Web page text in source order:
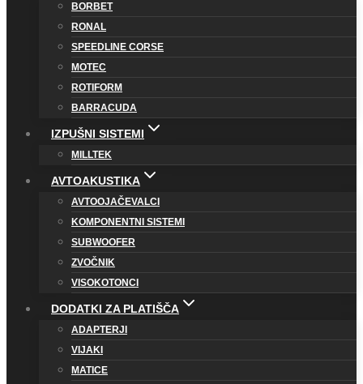
BORBET
RONAL
SPEEDLINE CORSE
MOTEC
ROTIFORM
BARRACUDA
IZPUŠNI SISTEMI
MILLTEK
AVTOAKUSTIKA
AVTOOJAČEVALCI
KOMPONENTNI SISTEMI
SUBWOOFER
ZVOČNIK
VISOKOTONCI
DODATKI ZA PLATIŠČA
ADAPTERJI
VIJAKI
MATICE